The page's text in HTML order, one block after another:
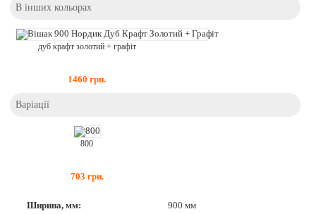
В інших кольорах
дуб крафт золотий + графіт
1460 грн.
Варіації
800
703 грн.
Ширина, мм:
900 мм